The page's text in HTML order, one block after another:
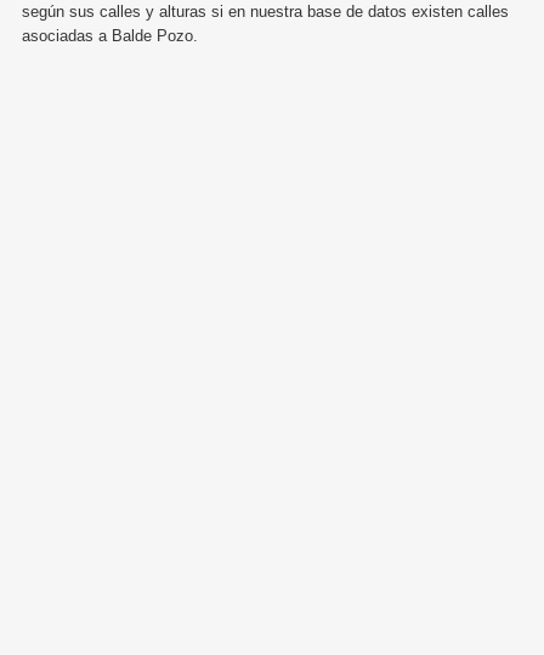
según sus calles y alturas si en nuestra base de datos existen calles
asociadas a Balde Pozo.